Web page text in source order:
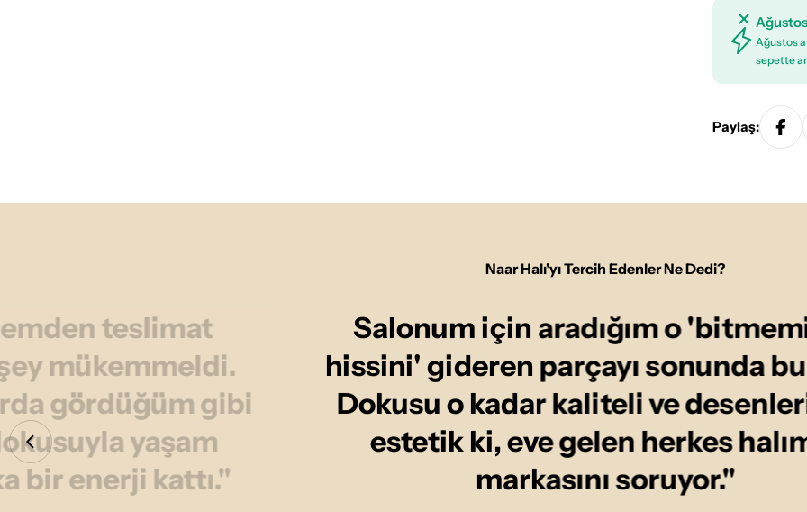
Ağustos
sepette
Paylaş:
Naar Halı'yı Tercih Edenler Ne Dedi?
teslimat
mükemmeldi.
gördüğüm gibi
yaşam
bir enerji kattı."
Salonum için aradığım o
hissini' gideren parçayı sonunda
Dokusu o kadar kaliteli ve
estetik ki, eve gelen herkes
markasını soruyor."